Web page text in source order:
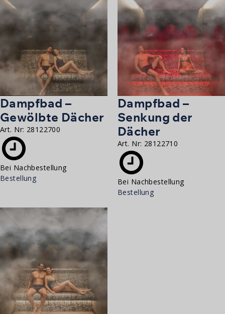
Dampfbad –
Gewölbte Dächer
Art. Nr: 28122700
Bei Nachbestellung
Bestellung
Dampfbad –
Senkung der
Dächer
Art. Nr: 28122710
Bei Nachbestellung
Bestellung